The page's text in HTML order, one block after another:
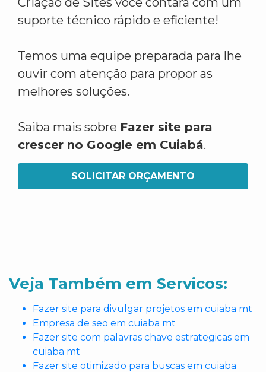
suporte técnico rápido e eficiente!
Temos uma equipe preparada para lhe
ouvir com atenção para propor as
melhores soluções.
Saiba mais sobre Fazer site para
crescer no Google em Cuiabá.
SOLICITAR ORÇAMENTO
Veja Também em Servicos:
Fazer site para divulgar projetos em cuiaba mt
Empresa de seo em cuiaba mt
Fazer site com palavras chave estrategicas em
cuiaba mt
Fazer site otimizado para buscas em cuiaba